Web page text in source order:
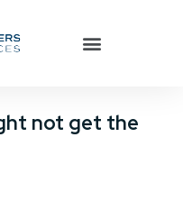
not get the